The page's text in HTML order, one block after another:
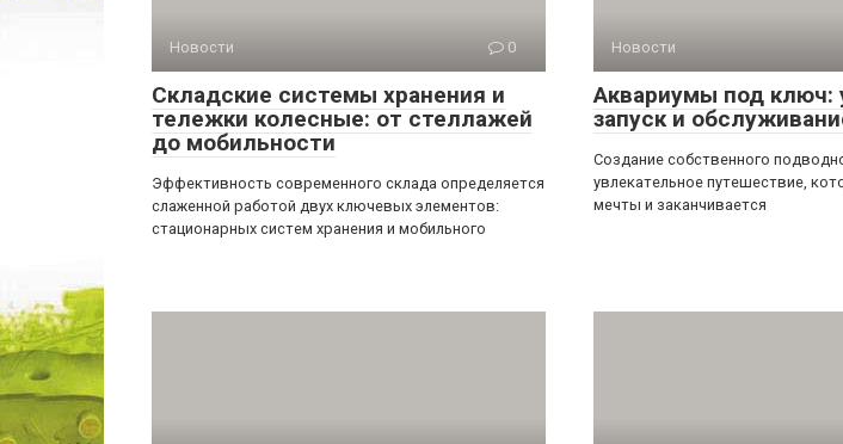
Новости 0
Складские системы хранения и
тележки колесные: от стеллажей
до мобильности
Эффективность современного склада определяется
слаженной работой двух ключевых элементов:
стационарных систем хранения и мобильного
Новости
Аквариумы под ключ:
запуск и
Создание собственного
увлекательное путешествие,
мечты и заканчивается